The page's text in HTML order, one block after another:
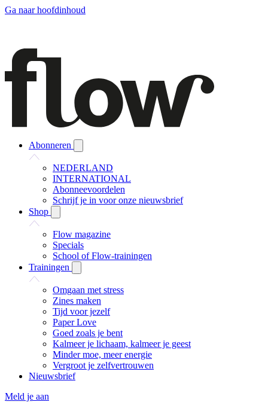
Ga naar hoofdinhoud
Abonneren
NEDERLAND
INTERNATIONAL
Abonneevoordelen
Schrijf je in voor onze nieuwsbrief
Shop
Flow magazine
Specials
School of Flow-trainingen
Trainingen
Omgaan met stress
Zines maken
Tijd voor jezelf
Paper Love
Goed zoals je bent
Kalmeer je lichaam, kalmeer je geest
Minder moe, meer energie
Vergroot je zelfvertrouwen
Nieuwsbrief
Meld je aan